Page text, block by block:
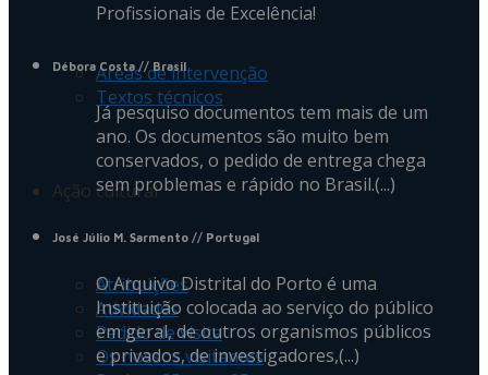
Áreas de intervenção
Textos técnicos
Ação cultural
Atribuições
Atividades
Pedido de visita
Os nossos visitantes
Profissionais de Excelência!
Débora Costa // Brasil
Já pesquiso documentos tem mais de um
ano. Os documentos são muito bem
conservados, o pedido de entrega chega
sem problemas e rápido no Brasil.(...)
José Júlio M. Sarmento // Portugal
O Arquivo Distrital do Porto é uma
Instituição colocada ao serviço do público
em geral, de outros organismos públicos
e privados, de investigadores,(...)